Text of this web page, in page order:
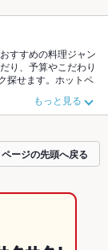
すすめの料理ジャン
り、予算やこだわり
探せます。ホットペ
報をご紹介している
店も拡大中です。友
もっと見る
ページの先頭へ戻る